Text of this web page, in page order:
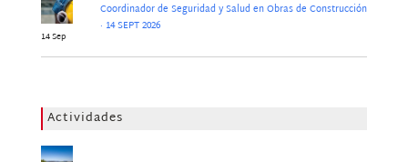
14 Sep
Coordinador de Seguridad y Salud en Obras de Construcción
· 14 SEPT 2026
Actividades